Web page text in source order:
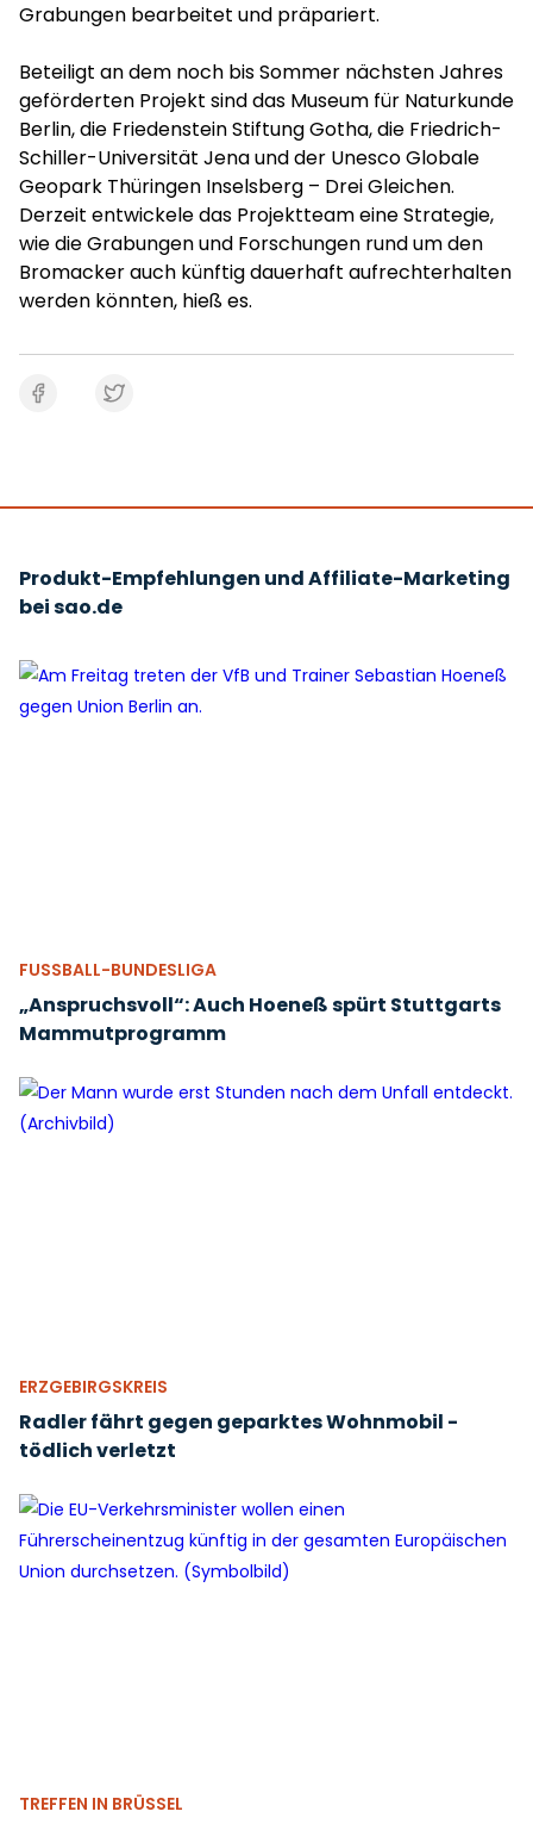
Grabungen bearbeitet und präpariert.
Beteiligt an dem noch bis Sommer nächsten Jahres
geförderten Projekt sind das Museum für Naturkunde
Berlin, die Friedenstein Stiftung Gotha, die Friedrich-
Schiller-Universität Jena und der Unesco Globale
Geopark Thüringen Inselsberg – Drei Gleichen.
Derzeit entwickele das Projektteam eine Strategie,
wie die Grabungen und Forschungen rund um den
Bromacker auch künftig dauerhaft aufrechterhalten
werden könnten, hieß es.
Produkt-Empfehlungen und Affiliate-Marketing
bei sao.de
FUSSBALL-BUNDESLIGA
„Anspruchsvoll“: Auch Hoeneß spürt Stuttgarts
Mammutprogramm
ERZGEBIRGSKREIS
Radler fährt gegen geparktes Wohnmobil -
tödlich verletzt
TREFFEN IN BRÜSSEL